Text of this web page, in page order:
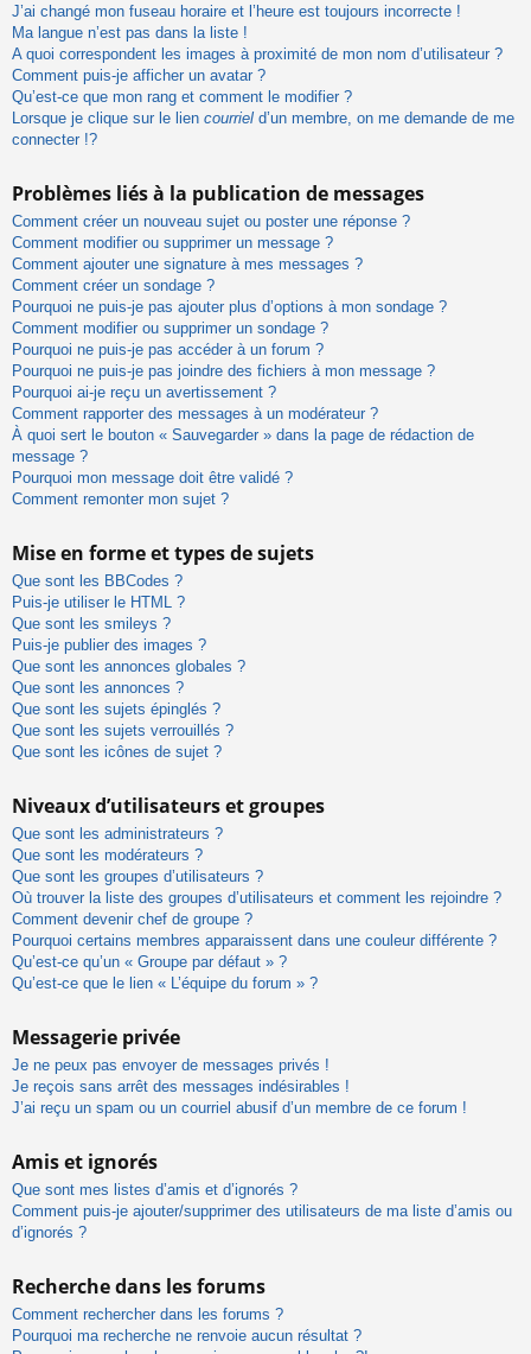
J’ai changé mon fuseau horaire et l’heure est toujours incorrecte !
Ma langue n’est pas dans la liste !
A quoi correspondent les images à proximité de mon nom d’utilisateur ?
Comment puis-je afficher un avatar ?
Qu’est-ce que mon rang et comment le modifier ?
Lorsque je clique sur le lien courriel d’un membre, on me demande de me
connecter !?
Problèmes liés à la publication de messages
Comment créer un nouveau sujet ou poster une réponse ?
Comment modifier ou supprimer un message ?
Comment ajouter une signature à mes messages ?
Comment créer un sondage ?
Pourquoi ne puis-je pas ajouter plus d’options à mon sondage ?
Comment modifier ou supprimer un sondage ?
Pourquoi ne puis-je pas accéder à un forum ?
Pourquoi ne puis-je pas joindre des fichiers à mon message ?
Pourquoi ai-je reçu un avertissement ?
Comment rapporter des messages à un modérateur ?
À quoi sert le bouton « Sauvegarder » dans la page de rédaction de
message ?
Pourquoi mon message doit être validé ?
Comment remonter mon sujet ?
Mise en forme et types de sujets
Que sont les BBCodes ?
Puis-je utiliser le HTML ?
Que sont les smileys ?
Puis-je publier des images ?
Que sont les annonces globales ?
Que sont les annonces ?
Que sont les sujets épinglés ?
Que sont les sujets verrouillés ?
Que sont les icônes de sujet ?
Niveaux d’utilisateurs et groupes
Que sont les administrateurs ?
Que sont les modérateurs ?
Que sont les groupes d’utilisateurs ?
Où trouver la liste des groupes d’utilisateurs et comment les rejoindre ?
Comment devenir chef de groupe ?
Pourquoi certains membres apparaissent dans une couleur différente ?
Qu’est-ce qu’un « Groupe par défaut » ?
Qu’est-ce que le lien « L’équipe du forum » ?
Messagerie privée
Je ne peux pas envoyer de messages privés !
Je reçois sans arrêt des messages indésirables !
J’ai reçu un spam ou un courriel abusif d’un membre de ce forum !
Amis et ignorés
Que sont mes listes d’amis et d’ignorés ?
Comment puis-je ajouter/supprimer des utilisateurs de ma liste d’amis ou
d’ignorés ?
Recherche dans les forums
Comment rechercher dans les forums ?
Pourquoi ma recherche ne renvoie aucun résultat ?